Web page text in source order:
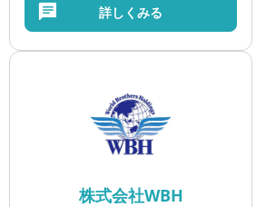
詳しくみる
株式会社WBH